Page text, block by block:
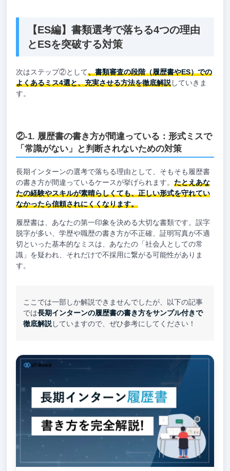
【ES編】書類選考で落ちる4つの理由
とESを突破する対策
次はステップ②として、書類審査の段階（履歴書やES）での
よくあるミス4選と、充実させる方法を徹底解説していきま
す。
②-1. 履歴書の書き方が間違っている：形式ミスで
「常識がない」と判断されないための対策
長期インターンの選考で落ちる理由として、そもそも履歴書
の書き方が間違っているケースが挙げられます。 たとえあな
たの経験やスキルが素晴らしくても、正しい形式を守れてい
なかったら信頼されにくくなります。
履歴書は、あなたの第一印象を決める大切な書類です。誤字
脱字が多い、学歴や職歴の書き方が不正確、証明写真が不適
切といった基本的なミスは、あなたの「社会人としての常
識」を疑われ、それだけで不採用に繋がる可能性がありま
す。
ここでは一部しか解説できませんでしたが、以下の記事
では長期インターンの履歴書の書き方をサンプル付きで
徹底解説していますので、ぜひ参考にしてください！